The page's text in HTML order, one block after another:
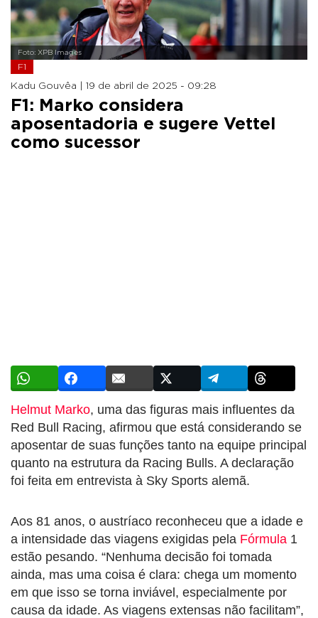
Foto: XPB Images
F1
Kadu Gouvêa | 19 de abril de 2025 - 09:28
F1: Marko considera
aposentadoria e sugere Vettel
como sucessor
Helmut Marko, uma das figuras mais influentes da
Red Bull Racing, afirmou que está considerando se
aposentar de suas funções tanto na equipe principal
quanto na estrutura da Racing Bulls. A declaração
foi feita em entrevista à Sky Sports alemã.
Aos 81 anos, o austríaco reconheceu que a idade e
a intensidade das viagens exigidas pela Fórmula 1
estão pesando. “Nenhuma decisão foi tomada
ainda, mas uma coisa é clara: chega um momento
em que isso se torna inviável, especialmente por
causa da idade. As viagens extensas não facilitam”,